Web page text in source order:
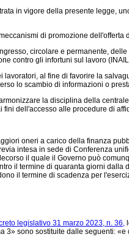
in vigore della presente legge,
di promozione
circolare e permanente,
contro gli infortuni sul lavoro
al fine di favorire la
lo scambio di informazioni o
la disciplina della
dell'accesso alle procedure di
oneri a carico della finanza
intesa in sede di Conferenza
il quale il Governo può
il termine di quaranta giorni
il termine di scadenza per
legislativo 31 marzo 2023, n. 36,
sono sostituite dalle seguenti: